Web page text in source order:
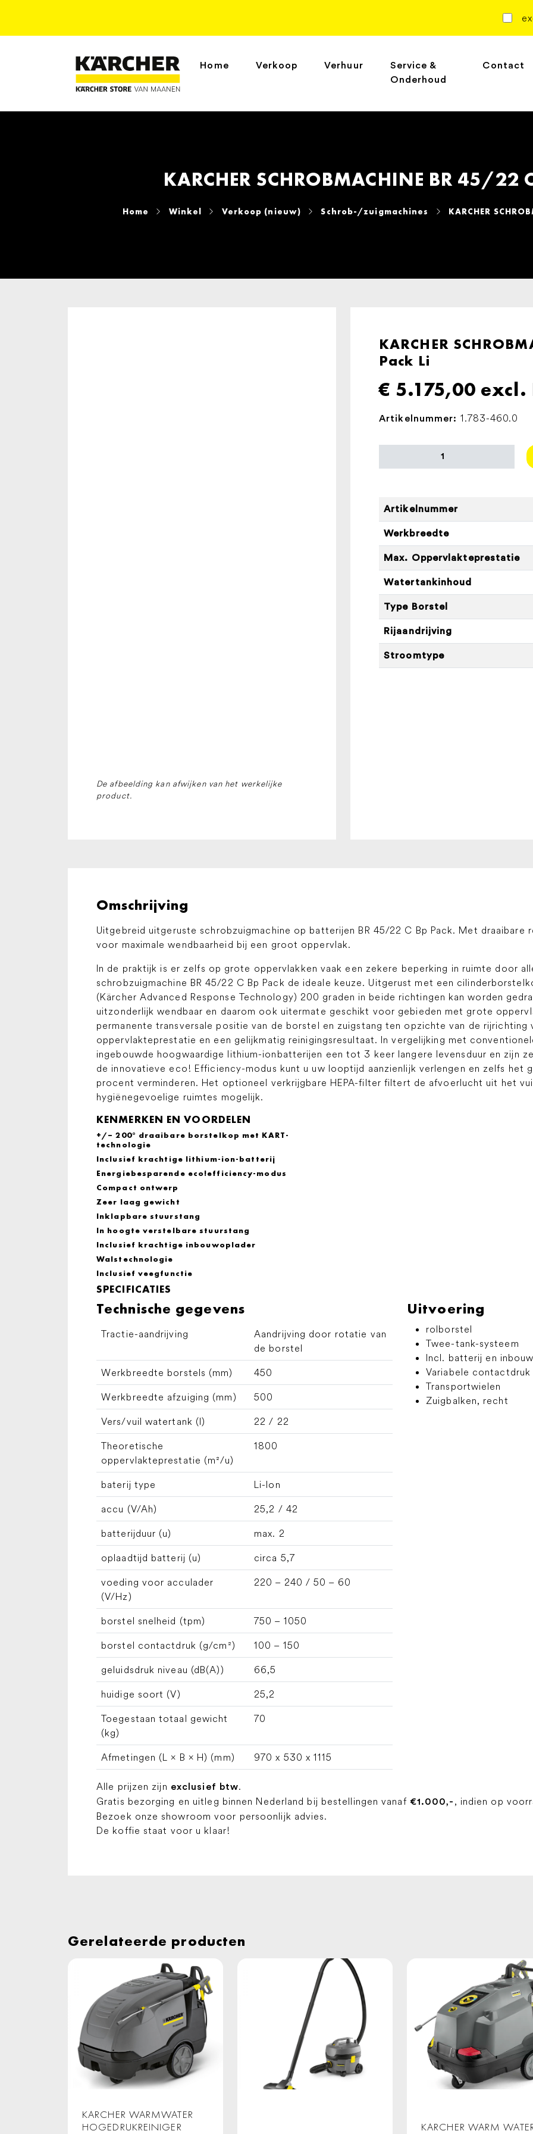
Home Verkoop Verhuur
Service &
Onderhoud
Contact
KARCHER SCHROBMACHINE BR 45/22
Home Winkel Verkoop (nieuw) Schrob-/zuigmachines KARCHER
De afbeelding kan afwijken van het werkelijke
product.
KARCHER
Pack Li
€ 5.175,00 excl.
Artikelnummer: 1.783-460.0
C
Bp
Pack
Li
Artikelnummer
Werkbreedte
Max. Oppervlakteprestatie
Watertankinhoud
Type Borstel
Rijaandrijving
Stroomtype
Omschrijving
Uitgebreid uitgeruste schrobzuigmachine op batterijen BR 45/22 C Bp Pack. Met draaibare
voor maximale wendbaarheid bij een groot oppervlak.
In de praktijk is er zelfs op grote oppervlakken vaak een zekere beperking in ruimte door
schrobzuigmachine BR 45/22 C Bp Pack de ideale keuze. Uitgerust met een
(Kärcher Advanced Response Technology) 200 graden in beide richtingen kan worden
uitzonderlijk wendbaar en daarom ook uitermate geschikt voor gebieden met grote
permanente transversale positie van de borstel en zuigstang ten opzichte van de rijrichting
oppervlakteprestatie en een gelijkmatig reinigingsresultaat. In vergelijking met
ingebouwde hoogwaardige lithium-ionbatterijen een tot 3 keer langere levensduur en zijn
de innovatieve eco! Efficiency-modus kunt u uw looptijd aanzienlijk verlengen en zelfs het
procent verminderen. Het optioneel verkrijgbare HEPA-filter filtert de afvoerlucht uit het
hygiënegevoelige ruimtes mogelijk.
KENMERKEN EN VOORDELEN
+/– 200° draaibare borstelkop met KART-
technologie
Inclusief krachtige lithium-ion-batterij
Energiebesparende eco!efficiency-modus
Compact ontwerp
Zeer laag gewicht
Inklapbare stuurstang
In hoogte verstelbare stuurstang
Inclusief krachtige inbouwoplader
Walstechnologie
Inclusief veegfunctie
SPECIFICATIES
Technische gegevens
Tractie-aandrijving
Aandrijving door rotatie van
de borstel
Werkbreedte borstels (mm) 450
Werkbreedte afzuiging (mm) 500
Vers/vuil watertank (l) 22 / 22
Theoretische
oppervlakteprestatie (m²/u)
1800
baterij type Li-Ion
accu (V/Ah) 25,2 / 42
batterijduur (u) max. 2
oplaadtijd batterij (u) circa 5,7
voeding voor acculader
(V/Hz)
220 – 240 / 50 – 60
borstel snelheid (tpm) 750 – 1050
borstel contactdruk (g/cm²) 100 – 150
geluidsdruk niveau (dB(A)) 66,5
huidige soort (V) 25,2
Toegestaan totaal gewicht
(kg)
70
Afmetingen (L × B × H) (mm) 970 x 530 x 1115
Uitvoering
rolborstel
Twee-tank-systeem
Incl. batterij en
Variabele contactdruk
Transportwielen
Zuigbalken, recht
Alle prijzen zijn exclusief btw.
Gratis bezorging en uitleg binnen Nederland bij bestellingen vanaf €1.000,- , indien op
Bezoek onze showroom voor persoonlijk advies.
De koffie staat voor u klaar!
Gerelateerde producten
KARCHER WARMWATER
HOGEDRUKREINIGER
KARCHER WARM